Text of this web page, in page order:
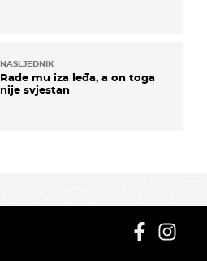
NASLJEDNIK
Rade mu iza leđa, a on toga
nije svjestan